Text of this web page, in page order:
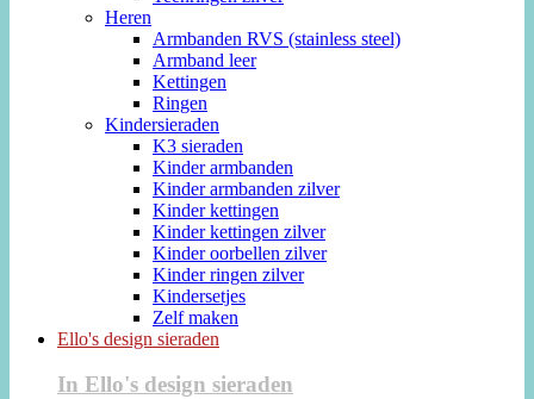
Heren
Armbanden RVS (stainless steel)
Armband leer
Kettingen
Ringen
Kindersieraden
K3 sieraden
Kinder armbanden
Kinder armbanden zilver
Kinder kettingen
Kinder kettingen zilver
Kinder oorbellen zilver
Kinder ringen zilver
Kindersetjes
Zelf maken
Ello's design sieraden
In Ello's design sieraden